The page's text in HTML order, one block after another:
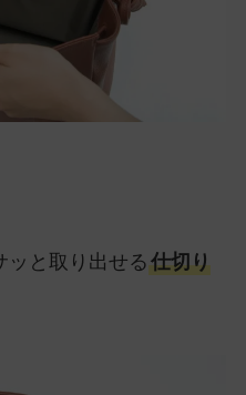
ッと取り出せる仕切り